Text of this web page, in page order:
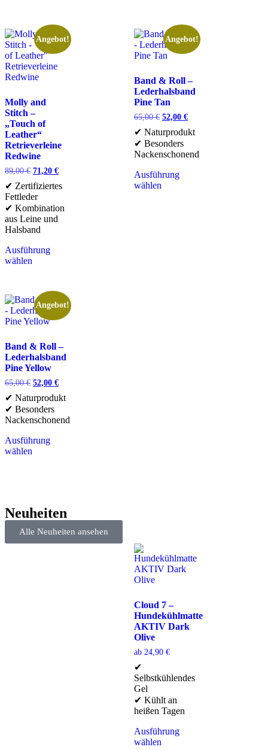
Angebot!
Molly and
Stitch –
„Touch of
Leather“
Retrieverleine
Redwine
89,00€ 71,20 €
✔ Zertifiziertes
Fettleder
✔ Kombination
aus Leine und
Halsband
Ausführung
wählen
Angebot!
Band & Roll –
Lederhalsband
Pine Tan
65,00€ 52,00 €
✔ Naturprodukt
✔ Besonders
Nackenschonend
Ausführung
wählen
Angebot!
Band & Roll –
Lederhalsband
Pine Yellow
65,00€ 52,00 €
✔ Naturprodukt
✔ Besonders
Nackenschonend
Ausführung
wählen
Neuheiten
Alle Neuheiten ansehen
Cloud 7 –
Hundekühlmatte
AKTIV Dark
Olive
ab 24,90 €
✔
Selbstkühlendes
Gel
✔ Kühlt an
heißen Tagen
Ausführung
wählen